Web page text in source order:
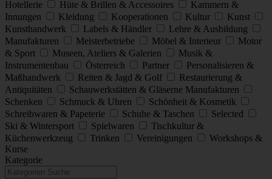
Hotellerie
Hüte & Brillen & Accessoires
Kammern &
Innungen
Kleidung Kooperationen Kultur
Kunst
Kunsthandwerk
Labels & Händler
Lehre & Ausbildung
Manufakturen
Meisterbetriebe Möbel & Interieur
Motor
& Sport
Museen, Ateliers & Galerien
Musik &
Instrumentenbau
Österreich Partner
Personalisieren &
Maßhandwerk
Reiten & Jagd & Golf
Restaurierung &
Antiquitäten
Schauwerkstätten & Gläserne Manufakturen
Schenken
Schmuck & Uhren
Schönheit & Kosmetik
Schreibwaren & Papeterie
Schuhe & Taschen
Selected
Ski & Wintersport
Spielwaren
Tischkultur &
Küchenwerkzeug
Trinken Vereinigungen
Workshops &
Kurse
Kategorie